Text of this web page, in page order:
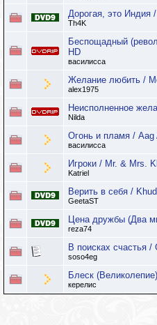
Дорогая, это Индия
Th4K
Беспощадный
HD
василисса
Желание любить /
alex1975
Неисполненное
Nilda
Огонь и пламя /
василисса
Игроки / Mr. & Mrs.
Katriel
Верить в себя /
GeetaST
Цена дружбы (Два
reza74
В поисках счастья
soso4eg
Блеск
керелис